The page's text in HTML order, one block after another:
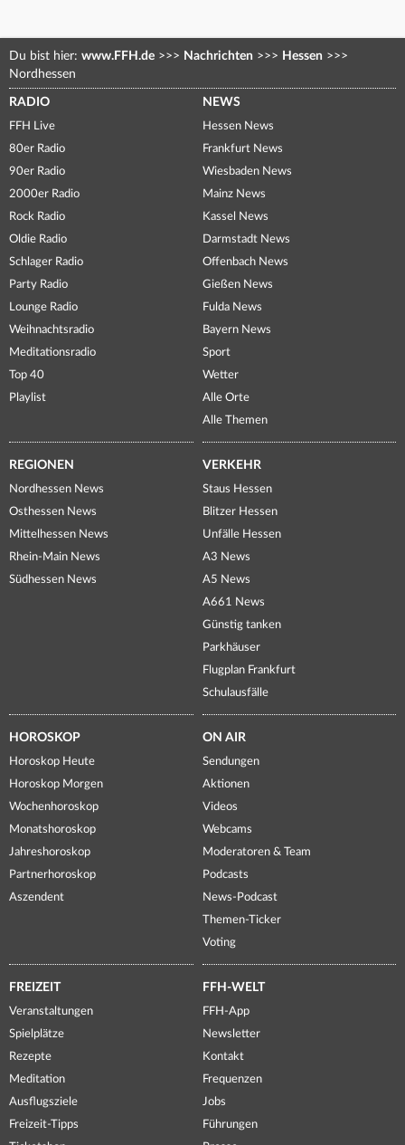
Du bist hier: www.FFH.de >>> Nachrichten >>> Hessen >>>
Nordhessen
RADIO
FFH Live
80er Radio
90er Radio
2000er Radio
Rock Radio
Oldie Radio
Schlager Radio
Party Radio
Lounge Radio
Weihnachtsradio
Meditationsradio
Top 40
Playlist
NEWS
Hessen News
Frankfurt News
Wiesbaden News
Mainz News
Kassel News
Darmstadt News
Offenbach News
Gießen News
Fulda News
Bayern News
Sport
Wetter
Alle Orte
Alle Themen
REGIONEN
Nordhessen News
Osthessen News
Mittelhessen News
Rhein-Main News
Südhessen News
VERKEHR
Staus Hessen
Blitzer Hessen
Unfälle Hessen
A3 News
A5 News
A661 News
Günstig tanken
Parkhäuser
Flugplan Frankfurt
Schulausfälle
HOROSKOP
Horoskop Heute
Horoskop Morgen
Wochenhoroskop
Monatshoroskop
Jahreshoroskop
Partnerhoroskop
Aszendent
ON AIR
Sendungen
Aktionen
Videos
Webcams
Moderatoren & Team
Podcasts
News-Podcast
Themen-Ticker
Voting
FREIZEIT
Veranstaltungen
Spielplätze
Rezepte
Meditation
Ausflugsziele
Freizeit-Tipps
FFH-WELT
FFH-App
Newsletter
Kontakt
Frequenzen
Jobs
Führungen